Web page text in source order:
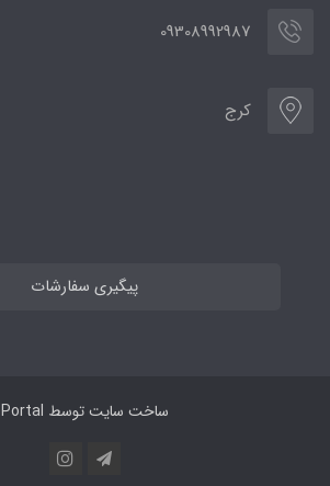
09308992987
کرج
پیگیری سفارشات
ساخت سایت توسط Portal